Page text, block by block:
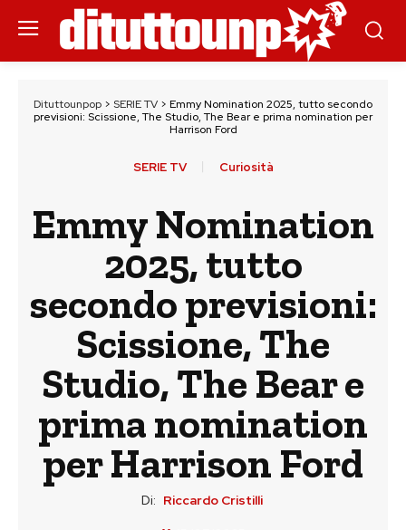
Dituttounpop > SERIE TV > Emmy Nomination 2025, tutto secondo
previsioni: Scissione, The Studio, The Bear e prima nomination per
Harrison Ford
SERIE TV Curiosità
Emmy Nomination
2025, tutto
secondo previsioni:
Scissione, The
Studio, The Bear e
prima nomination
per Harrison Ford
Di: Riccardo Cristilli